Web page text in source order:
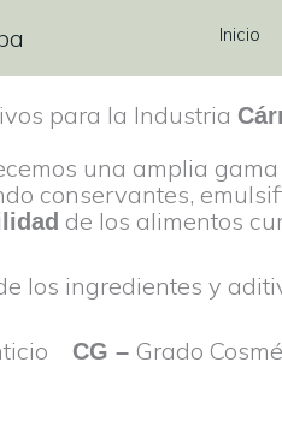
Inicio
para la Industria
una amplia
conservantes,
de los alimentos
los ingredientes y
CG – Grado